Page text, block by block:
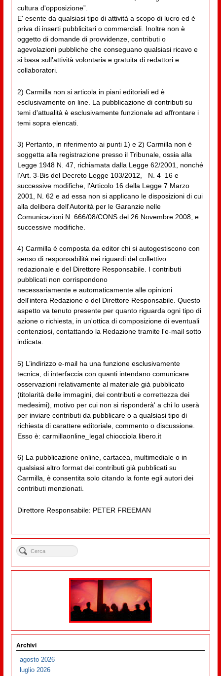
cultura d'opposizione”.
E' esente da qualsiasi tipo di attività a scopo di lucro ed è
priva di inserti pubblicitari o commerciali. Inoltre non è
oggetto di domande di provvidenze, contributi o
agevolazioni pubbliche che conseguano qualsiasi ricavo e
si basa sull'attività volontaria e gratuita di redattori e
collaboratori.
2) Carmilla non si articola in piani editoriali ed è
esclusivamente on line. La pubblicazione di contributi su
temi d'attualità è esclusivamente funzionale ad affrontare i
temi sopra elencati.
3) Pertanto, in riferimento ai punti 1) e 2) Carmilla non è
soggetta alla registrazione presso il Tribunale, ossia alla
Legge 1948 N. 47, richiamata dalla Legge 62/2001, nonché
l’Art. 3-Bis del Decreto Legge 103/2012, _N. 4_16 e
successive modifiche, l’Articolo 16 della Legge 7 Marzo
2001, N. 62 e ad essa non si applicano le disposizioni di cui
alla delibera dell'Autorità per le Garanzie nelle
Comunicazioni N. 666/08/CONS del 26 Novembre 2008, e
successive modifiche.
4) Carmilla è composta da editor chi si autogestiscono con
senso di responsabilità nei riguardi del collettivo
redazionale e del Direttore Responsabile. I contributi
pubblicati non corrispondono
necessariamente e automaticamente alle opinioni
dell'intera Redazione o del Direttore Responsabile. Questo
aspetto va tenuto presente per quanto riguarda ogni tipo di
azione o richiesta, in un'ottica di composizione di eventuali
contenziosi, contattando la Redazione tramite l'e-mail sotto
indicata.
5) L’indirizzo e-mail ha una funzione esclusivamente
tecnica, di interfaccia con quanti intendano comunicare
osservazioni relativamente al materiale già pubblicato
(titolarità delle immagini, dei contributi e correttezza dei
medesimi), motivo per cui non si risponderà' a chi lo userà
per inviare contributi da pubblicare o a qualsiasi tipo di
richiesta di carattere editoriale, commento o discussione.
Esso è: carmillaonline_legal chiocciola libero.it
6) La pubblicazione online, cartacea, multimediale o in
qualsiasi altro format dei contributi già pubblicati su
Carmilla, è consentita solo citando la fonte egli autori dei
contributi menzionati.
Direttore Responsabile: PETER FREEMAN
Archivi
agosto 2026
luglio 2026